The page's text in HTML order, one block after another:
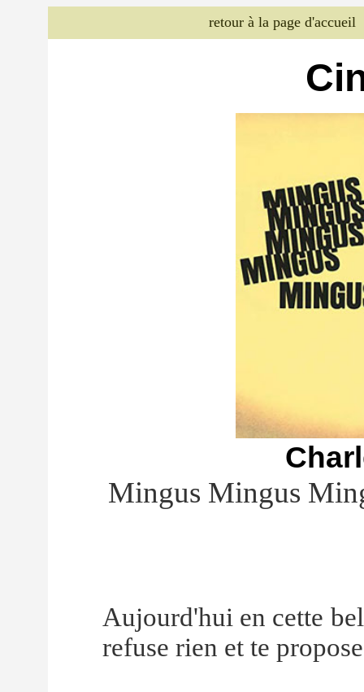
retour à la page d'accueil
Mingus Mingus
Aujourd'hui en cette
refuse rien et te